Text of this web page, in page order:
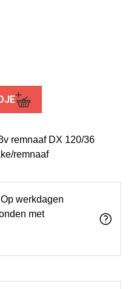
remnaaf DX 120/36
remnaaf
werkdagen
met